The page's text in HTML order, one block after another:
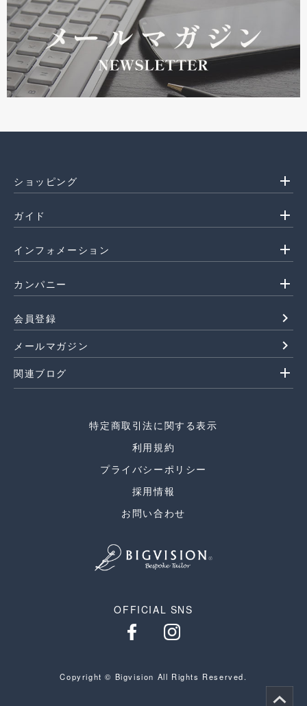
ショッピング add
ガイド add
インフォメーション add
カンパニー add
会員登録 navigate_next
メールマガジン navigate_next
関連ブログ add
特定商取引法に関する表示
利用規約
プライバシーポリシー
採用情報
お問い合わせ
OFFICIAL SNS
Copyright © Bigvision All Rights Reserved.